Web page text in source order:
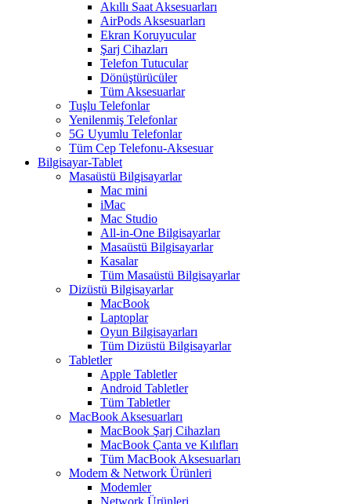
Akıllı Saat Aksesuarları
AirPods Aksesuarları
Ekran Koruyucular
Şarj Cihazları
Telefon Tutucular
Dönüştürücüler
Tüm Aksesuarlar
Tuşlu Telefonlar
Yenilenmiş Telefonlar
5G Uyumlu Telefonlar
Tüm Cep Telefonu-Aksesuar
Bilgisayar-Tablet
Masaüstü Bilgisayarlar
Mac mini
iMac
Mac Studio
All-in-One Bilgisayarlar
Masaüstü Bilgisayarlar
Kasalar
Tüm Masaüstü Bilgisayarlar
Dizüstü Bilgisayarlar
MacBook
Laptoplar
Oyun Bilgisayarları
Tüm Dizüstü Bilgisayarlar
Tabletler
Apple Tabletler
Android Tabletler
Tüm Tabletler
MacBook Aksesuarları
MacBook Şarj Cihazları
MacBook Çanta ve Kılıfları
Tüm MacBook Aksesuarları
Modem & Network Ürünleri
Modemler
Network Ürünleri